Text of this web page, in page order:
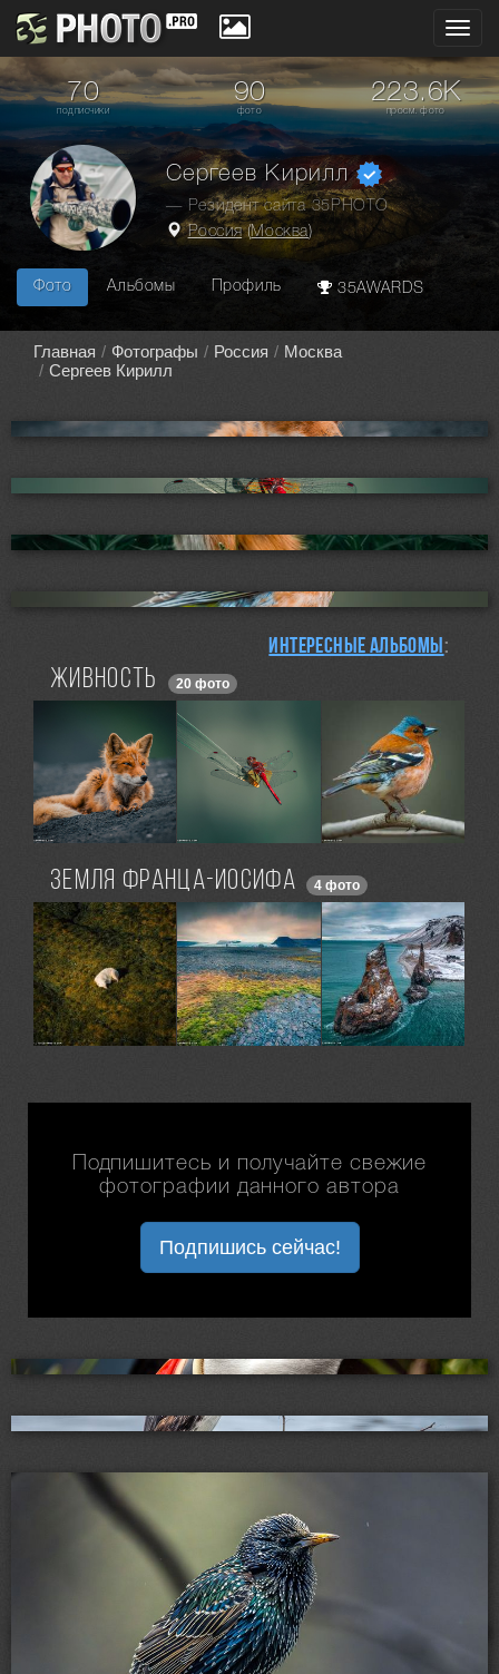
70
подписчики
90
фото
223.6K
просм. фото
Сергеев Кирилл
— Резидент сайта 35PHOTO
Россия(Москва)
Фото Альбомы Профиль 35AWARDS
Главная Фотографы Россия
Москва
Сергеев Кирилл
Интересные альбомы:
ЖИВНОСТЬ 20 фото
ЗЕМЛЯ ФРАНЦА-ИОСИФА 4 фото
Подпишитесь и получайте свежие
фотографии данного автора
Подпишись сейчас!